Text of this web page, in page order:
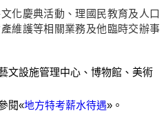
化慶典活動、理國民教育及人口
維護等相關業務及他臨時交辦事
文設施管理中心、博物館、美術
閱«地方特考薪水待遇»。